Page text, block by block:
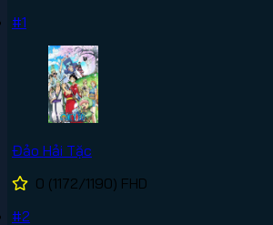
#1
Đảo Hải Tặc
0 (1172/1190) FHD
#2